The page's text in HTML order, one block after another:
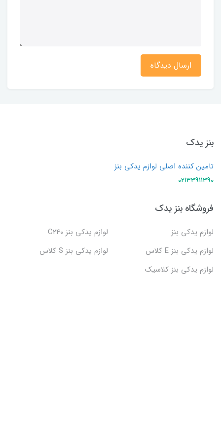
ارسال دیدگاه
بنز یدک
تامین کننده اصلی لوازم یدکی بنز
02133911390
فروشگاه بنز یدک
لوازم یدکی بنز
لوازم یدکی بنز C240
لوازم یدکی بنز E کلاس
لوازم یدکی بنز S کلاس
لوازم یدکی بنز کلاسیک